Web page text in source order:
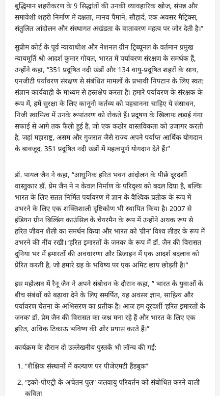
बुद्धिमान शहरीकरण के 9 सिद्धांतों की उनकी व्यावहारिक खोज, संपन्न और
समावेशी शहरी निर्माण में दक्षता, मानव पैमाने, सौहार्द, एक अवसर मैट्रिक्स,
संतुलित आंदोलन और संस्थागत अखंडता के वातावरण महत्व पर जोर देती है।”
सुप्रीम कोर्ट के पूर्व न्यायाधीश और नेशनल ग्रीन ट्रिब्यूनल के वर्तमान प्रमुख
न्यायमूर्ति श्री आदर्श कुमार गोयल, भारत में पर्यावरण संरक्षण के समर्थक हैं,
उन्होंने कहा, “351 प्रदूषित नदी खंडों और 134 वायु-प्रदूषित शहरों के साथ,
एनजीटी पर्यावरण संरक्षण से संबंधित मामलों के प्रभावी निपटान के लिए स्वत:
संज्ञान कार्यवाही के माध्यम से हस्तक्षेप करता है। हमारे पर्यावरण के संरक्षक के
रूप में, हमें सुरक्षा के लिए कानूनी कर्तव्य को पहचानना चाहिए ये संसाधन,
निजी स्वामित्व में उनके रूपांतरण को रोकते हैं। प्रदूषण के खिलाफ लड़ाई गंगा
सफाई से आगे तक फैली हुई है, जो एक कठोर वास्तविकता को उजागर करती
है, जहां महाराष्ट्र, असम और गुजरात जैसे राज्य अपने पर्याप्त आर्थिक योगदान
के बावजूद, 351 प्रदूषित नदी खंडों में महत्वपूर्ण योगदान देते हैं।”
डॉ. पायल जैन ने कहा, “आधुनिक हरित भवन आंदोलन के पीछे दूरदर्शी
वास्तुकार डॉ. प्रेम जैन ने न केवल निर्माण के परिदृश्य को बदल दिया है, बल्कि
भारत के लिए सतत निर्मित पर्यावरण में ज्ञान के वैश्विक प्रतीक के रूप में
उभरने के लिए एक शक्तिशाली दृष्टिकोण भी स्थापित किया है। 2007 से
इंडियन ग्रीन बिल्डिंग काउंसिल के चेयरमैन के रूप में उन्होंने अथक रूप से
हरित जीवन शैली का समर्थन किया और भारत को ‘ग्रीन’ विश्व लीडर के रूप में
उभरने की नींव रखी। ‘हरित इमारतों के जनक’ के रूप में डॉ. जैन की विरासत
दुनिया भर में इमारतों की अवधारणा और डिजाइन में एक आदर्श बदलाव को
प्रेरित करती है, जो हमारे ग्रह के भविष्य पर एक अमिट छाप छोड़ती है।”
इस महोत्सव में रैनू जैन ने अपने संबोधन के दौरान कहा, ” भारत के युवाओं के
बीच संबंधों को बढ़ावा देने के लिए समर्पित, यह अवसर ज्ञान, साहित्य और
पर्यावरण चेतना के अभिसरण का प्रतीक है। आज हम दूरदर्शी ‘हरित इमारतों के
जनक’ डॉ. प्रेम जैन की विरासत का जश्न मना रहे हैं और भारत के लिए एक
हरित, अधिक टिकाऊ भविष्य की ओर प्रयास करते हैं।”
कार्यक्रम के दौरान दो उल्लेखनीय पुस्तकें भी लॉन्च की गईं:
“शैक्षिक संस्थानों में कल्याण पर पीजेएमटी हैंडबुक”
“इको-पोएट्री के अचेतन पुल” जलवायु परिवर्तन को संबोधित करने वाली
कविता